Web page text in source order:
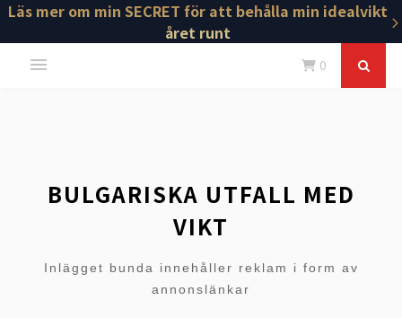
Läs mer om min SECRET för att behålla min idealvikt
året runt
0
BULGARISKA UTFALL MED
VIKT
Inlägget bunda innehåller reklam i form av
annonslänkar